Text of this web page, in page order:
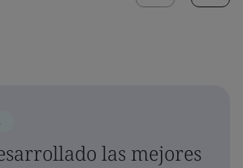
las mejores